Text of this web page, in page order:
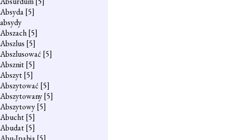
Absyda[5]
absydy
Abszach[5]
Abszlus [5]
Abszlusować [5]
Absznit[5]
Abszyt[5]
Abszytować [5]
Abszytowany[5]
Abszytowy[5]
Abucht[5]
Abudat[5]